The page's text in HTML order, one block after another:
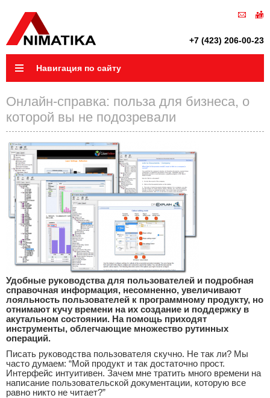
+7 (423) 206-00-23
Навигация по сайту
Онлайн-справка: польза для бизнеса, о
которой вы не подозревали
Удобные руководства для пользователей и подробная
справочная информация, несомненно, увеличивают
лояльность пользователей к программному продукту, но
отнимают кучу времени на их создание и поддержку в
акутальном состоянии. На помощь приходят
инструменты, облегчающие множество рутинных
операций.
Писать руководства пользователя скучно. Не так ли? Мы
часто думаем: “Мой продукт и так достаточно прост.
Интерфейс интуитивен. Зачем мне тратить много времени на
написание пользовательской документации, которую все
равно никто не читает?”